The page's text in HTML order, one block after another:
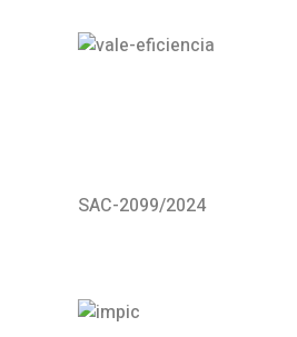
SAC-2099/2024